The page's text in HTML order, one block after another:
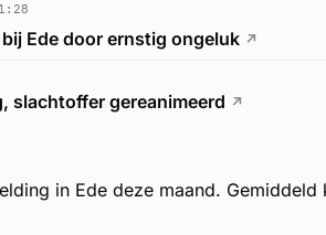
Ede door ernstig ongeluk ↗
slachtoffer gereanimeerd ↗
in Ede deze maand. Gemiddeld